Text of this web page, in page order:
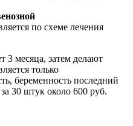
по схеме лечения
3 месяца, затем делают
только
беременность последний
30 штук около 600 руб.